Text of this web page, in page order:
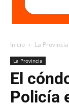
Inicio La Provincia
La Provincia
El
Policía